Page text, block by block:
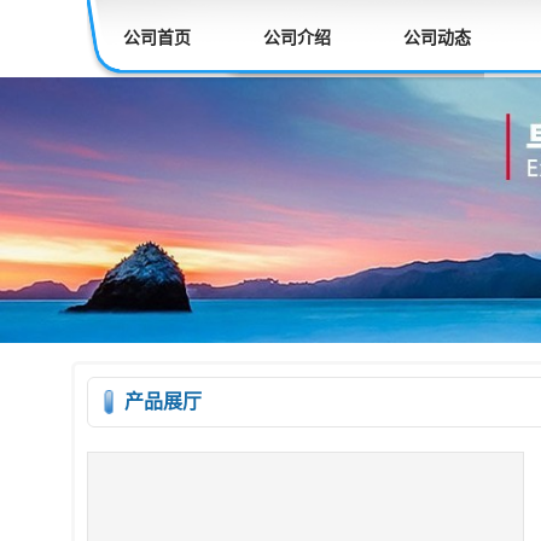
公司首页 公司介绍 公司动态
产品展厅